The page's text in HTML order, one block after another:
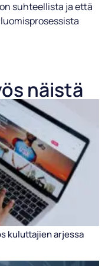
suhteellista ja että
näistä
kuluttajien arjessa